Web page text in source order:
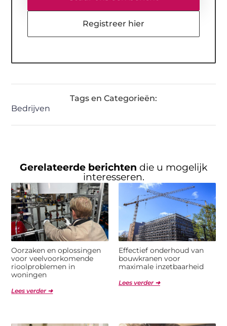
Registreer hier
Tags en Categorieën:
Bedrijven
Gerelateerde berichten die u mogelijk
interesseren.
Oorzaken en oplossingen
voor veelvoorkomende
rioolproblemen in
woningen
Lees verder ➜
Effectief onderhoud van
bouwkranen voor
maximale inzetbaarheid
Lees verder ➜